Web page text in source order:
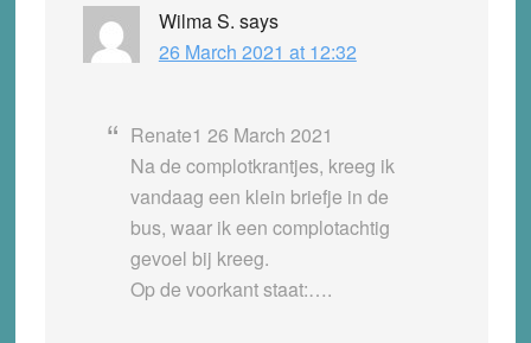
Wilma S. says
26 March 2021 at 12:32
Renate1 26 March 2021
Na de complotkrantjes, kreeg ik
vandaag een klein briefje in de
bus, waar ik een complotachtig
gevoel bij kreeg.
Op de voorkant staat:….